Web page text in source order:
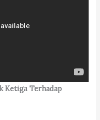
Ketiga Terhadap